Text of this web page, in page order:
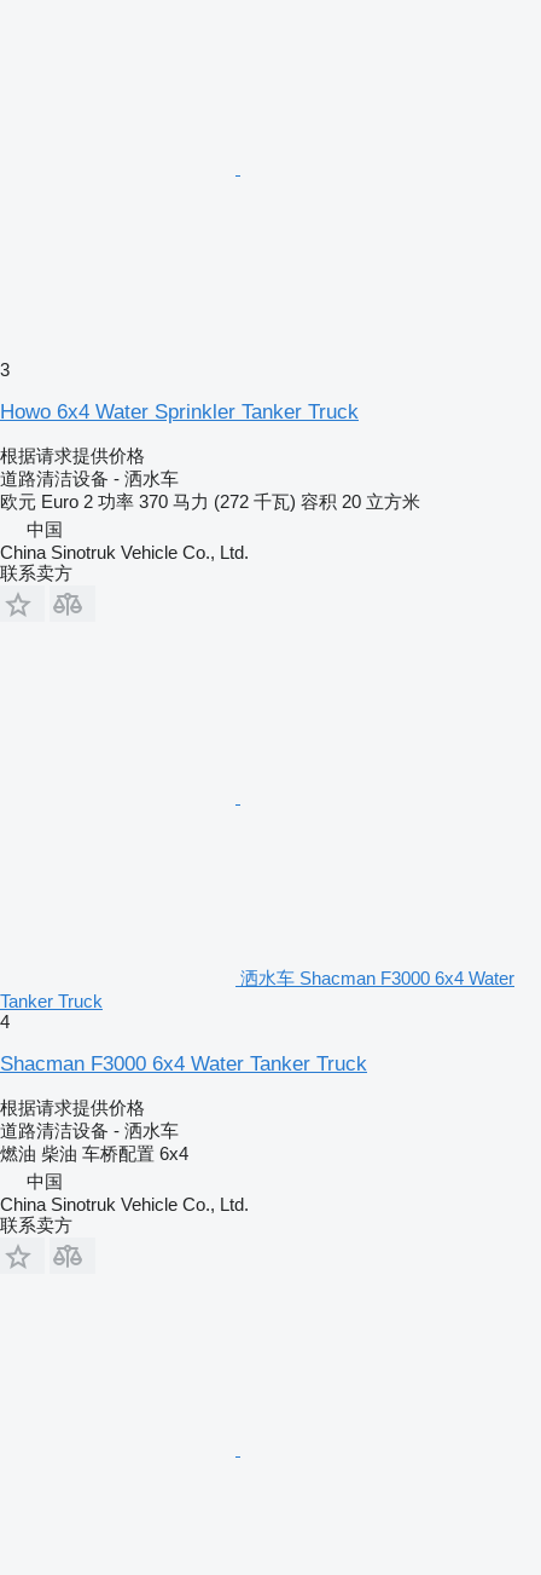
3
Howo 6x4 Water Sprinkler Tanker Truck
根据请求提供价格
道路清洁设备 - 洒水车
欧元 Euro 2 功率 370 马力 (272 千瓦) 容积 20 立方米
中国
China Sinotruk Vehicle Co., Ltd.
联系卖方
洒水车 Shacman F3000 6x4 Water
Tanker Truck
4
Shacman F3000 6x4 Water Tanker Truck
根据请求提供价格
道路清洁设备 - 洒水车
燃油 柴油 车桥配置 6x4
中国
China Sinotruk Vehicle Co., Ltd.
联系卖方